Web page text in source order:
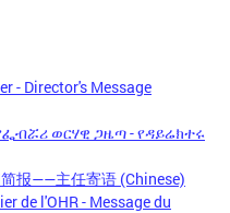
- Director's Message
ወርሃዊ ጋዜጣ - የዳይሬክተሩ
报——主任寄语 (Chinese)
de l'OHR - Message du